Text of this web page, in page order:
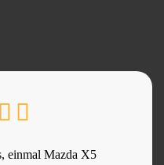
einmal Mazda X5